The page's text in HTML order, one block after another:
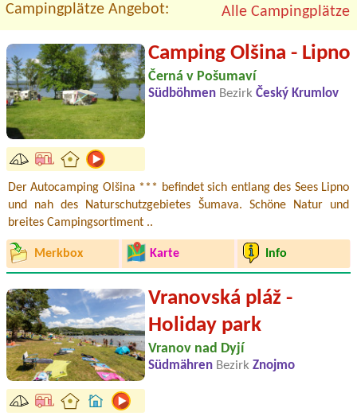
Campingplätze Angebot: Alle Campingplätze
Camping Olšina - Lipno
Černá v Pošumaví
Südböhmen Bezirk Český Krumlov
Der Autocamping Olšina *** befindet sich entlang des Sees Lipno
und nah des Naturschutzgebietes Šumava. Schöne Natur und
breites Campingsortiment ..
Merkbox Karte Info
Vranovská pláž -
Holiday park
Vranov nad Dyjí
Südmähren Bezirk Znojmo